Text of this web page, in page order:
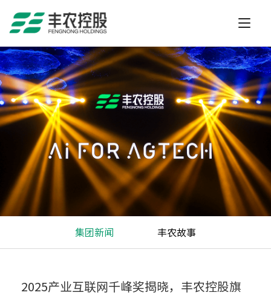
集团新闻 丰农故事
2025产业互联网千峰奖揭晓，丰农控股旗